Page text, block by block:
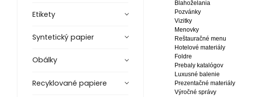
Etikety
Syntetický papier
Obálky
Recyklované papiere
Blahoželania
Pozvánky
Vizitky
Menovky
Reštauračné menu
Hotelové materiály
Foldre
Prebaly katalógov
Luxusné balenie
Prezentačné materiály
Výročné správy